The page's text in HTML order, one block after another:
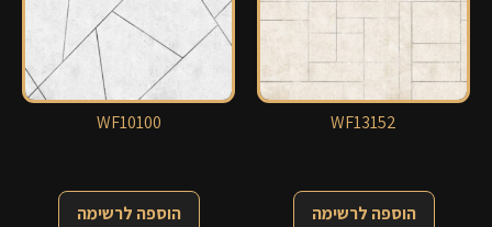
WF10100
הוספה לרשימה
WF13152
הוספה לרשימה